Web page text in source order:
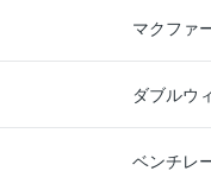
マクファ
ダブルウ
ベンチレ